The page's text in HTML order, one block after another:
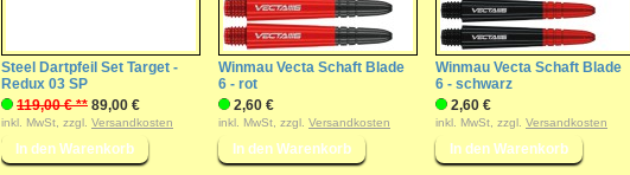
Steel Dartpfeil Set Target -
Redux 03 SP
119,00 € ** 89,00 €
inkl. MwSt, zzgl. Versandkosten
Winmau Vecta Schaft Blade
6 - rot
2,60 €
inkl. MwSt, zzgl. Versandkosten
Winmau Vecta Schaft Blade
6 - schwarz
2,60 €
inkl. MwSt, zzgl. Versandkosten